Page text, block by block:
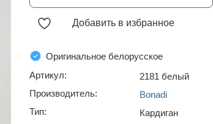
Добавить в избранное
Оригинальное белорусское
Артикул:
2181 белый
Производитель:
Bonadi
Тип:
Кардиган